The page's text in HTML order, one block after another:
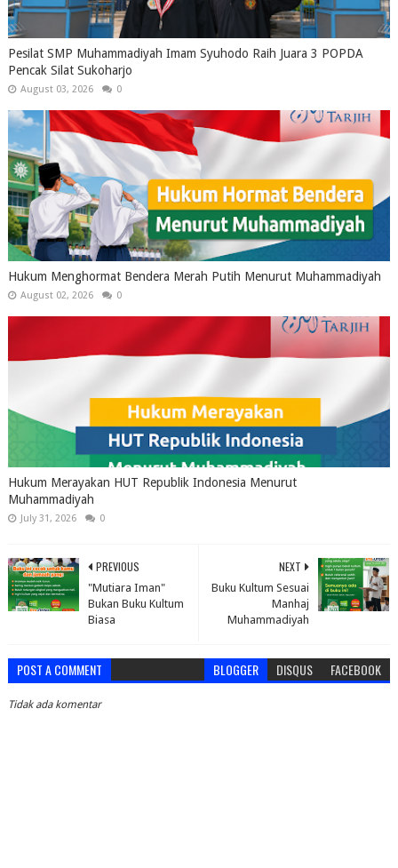
Pesilat SMP Muhammadiyah Imam Syuhodo Raih Juara 3 POPDA
Pencak Silat Sukoharjo
August 03, 2026 0
Hukum Menghormat Bendera Merah Putih Menurut Muhammadiyah
August 02, 2026 0
Hukum Merayakan HUT Republik Indonesia Menurut
Muhammadiyah
July 31, 2026 0
NEXT
Buku Kultum Sesuai
Manhaj
Muhammadiyah
PREVIOUS
"Mutiara Iman"
Bukan Buku Kultum
Biasa
POST A COMMENT BLOGGER DISQUS FACEBOOK
Tidak ada komentar